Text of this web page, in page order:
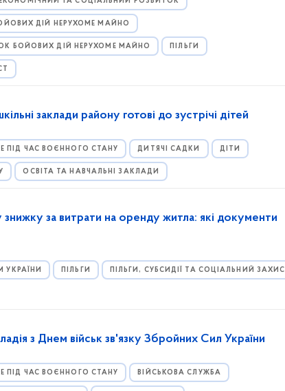
ДІЙ НЕРУХОМЕ МАЙНО
БОЙОВИХ ДІЙ НЕРУХОМЕ МАЙНО ПІЛЬГИ
заклади району готові до зустрічі дітей
ПІД ЧАС ВОЄННОГО СТАНУ ДИТЯЧІ САДКИ ДІТИ
ОСВІТА ТА НАВЧАЛЬНІ ЗАКЛАДИ
за витрати на оренду житла: які документи
УКРАЇНИ ПІЛЬГИ ПІЛЬГИ, СУБСИДІЇ ТА СОЦІАЛЬНИЙ
з Днем військ зв'язку Збройних Сил України
ПІД ЧАС ВОЄННОГО СТАНУ ВІЙСЬКОВА СЛУЖБА